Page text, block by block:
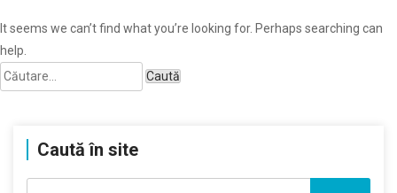
It seems we can’t find what you’re looking for. Perhaps searching can
help.
Caută
după:
Caută în site